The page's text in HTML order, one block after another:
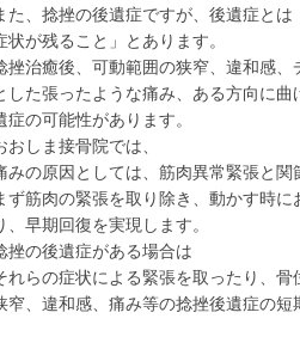
た、捻挫の後遺症ですが、後遺症と
状が残ること」とあります。
挫治癒後、可動範囲の狭窄、違和感
した張ったような痛み、ある方向に
症の可能性があります。
おしま接骨院では、
みの原因としては、筋肉異常緊張と
ず筋肉の緊張を取り除き、動かす時
、早期回復を実現します。
挫の後遺症がある場合は
れらの症状による緊張を取ったり、
窄、違和感、痛み等の捻挫後遺症の